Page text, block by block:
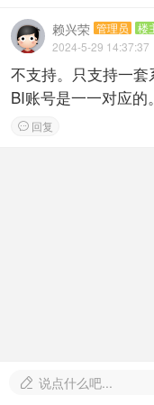
赖兴荣 管理员
楼
2024-5-29 14:37:37
不支持。只支持一
BI账号是一一对应的。
 回复
 说点什么吧...